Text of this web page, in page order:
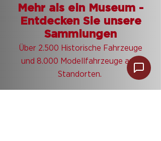
Mehr als ein Museum -
Entdecken Sie unsere
Sammlungen
Über 2.500 Historische Fahrzeuge
und 8.000 Modellfahrzeuge an 5
Standorten.